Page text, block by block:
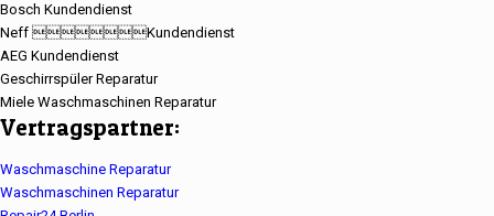
Bosch Kundendienst
Neff Kundendienst
AEG Kundendienst
Geschirrspüler Reparatur
Miele Waschmaschinen Reparatur
Vertragspartner:
Waschmaschine Reparatur
Waschmaschinen Reparatur